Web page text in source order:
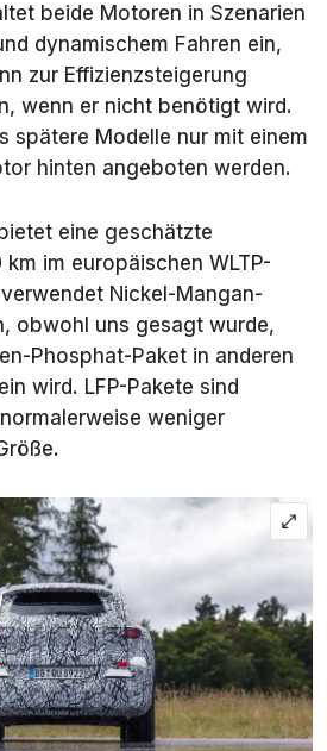
beide Motoren in Szenarien
dynamischem Fahren ein,
zur Effizienzsteigerung
wenn er nicht benötigt wird.
spätere Modelle nur mit einem
hinten angeboten werden.
eine geschätzte
im europäischen WLTP-
Nickel-Mangan-
obwohl uns gesagt wurde,
Phosphat-Paket in anderen
wird. LFP-Pakete sind
weniger